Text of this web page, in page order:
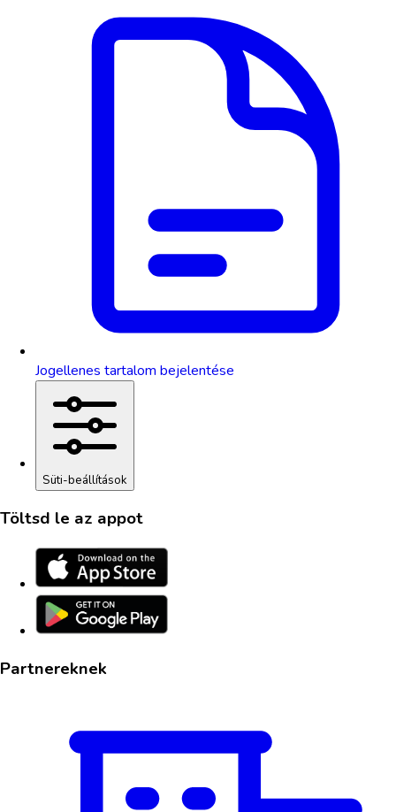
Jogellenes tartalom bejelentése
Süti-beállítások
Töltsd le az appot
Partnereknek